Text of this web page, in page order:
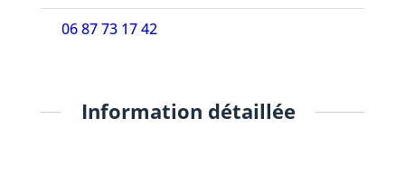
06 87 73 17 42
Information détaillée